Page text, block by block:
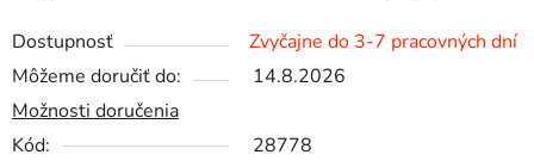
Dostupnosť
Zvyčajne do 3-7 pracovných dní
Môžeme doručiť do:
14.8.2026
Možnosti doručenia
Kód:
28778